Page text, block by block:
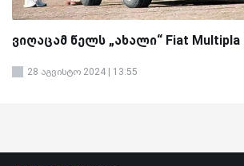
ვიღაცამ წელს „ახალი“ Fiat Multipla
28 აგვისტო 2024 | 13:55